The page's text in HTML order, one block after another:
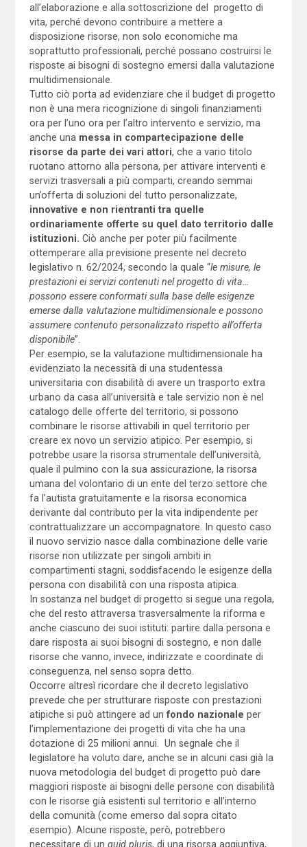
all’elaborazione e alla sottoscrizione del progetto di
vita, perché devono contribuire a mettere a
disposizione risorse, non solo economiche ma
soprattutto professionali, perché possano costruirsi le
risposte ai bisogni di sostegno emersi dalla valutazione
multidimensionale.
Tutto ciò porta ad evidenziare che il budget di progetto
non è una mera ricognizione di singoli finanziamenti
ora per l’uno ora per l’altro intervento e servizio, ma
anche una messa in compartecipazione delle
risorse da parte dei vari attori, che a vario titolo
ruotano attorno alla persona, per attivare interventi e
servizi trasversali a più comparti, creando semmai
un’offerta di soluzioni del tutto personalizzate,
innovative e non rientranti tra quelle
ordinariamente offerte su quel dato territorio dalle
istituzioni. Ciò anche per poter più facilmente
ottemperare alla previsione presente nel decreto
legislativo n. 62/2024, secondo la quale “le misure, le
prestazioni ei servizi contenuti nel progetto di vita…
possono essere conformati sulla base delle esigenze
emerse dalla valutazione multidimensionale e possono
assumere contenuto personalizzato rispetto all’offerta
disponibile”.
Per esempio, se la valutazione multidimensionale ha
evidenziato la necessità di una studentessa
universitaria con disabilità di avere un trasporto extra
urbano da casa all’università e tale servizio non è nel
catalogo delle offerte del territorio, si possono
combinare le risorse attivabili in quel territorio per
creare ex novo un servizio atipico. Per esempio, si
potrebbe usare la risorsa strumentale dell’università,
quale il pulmino con la sua assicurazione, la risorsa
umana del volontario di un ente del terzo settore che
fa l’autista gratuitamente e la risorsa economica
derivante dal contributo per la vita indipendente per
contrattualizzare un accompagnatore. In questo caso
il nuovo servizio nasce dalla combinazione delle varie
risorse non utilizzate per singoli ambiti in
compartimenti stagni, soddisfacendo le esigenze della
persona con disabilità con una risposta atipica.
In sostanza nel budget di progetto si segue una regola,
che del resto attraversa trasversalmente la riforma e
anche ciascuno dei suoi istituti: partire dalla persona e
dare risposta ai suoi bisogni di sostegno, e non dalle
risorse che vanno, invece, indirizzate e coordinate di
conseguenza, nel senso sopra detto.
Occorre altresì ricordare che il decreto legislativo
prevede che per strutturare risposte con prestazioni
atipiche si può attingere ad un fondo nazionale per
l’implementazione dei progetti di vita che ha una
dotazione di 25 milioni annui. Un segnale che il
legislatore ha voluto dare, anche se in alcuni casi già la
nuova metodologia del budget di progetto può dare
maggiori risposte ai bisogni delle persone con disabilità
con le risorse già esistenti sul territorio e all’interno
della comunità (come emerso dal sopra citato
esempio). Alcune risposte, però, potrebbero
necessitare di un quid pluris, di una risorsa aggiuntiva,